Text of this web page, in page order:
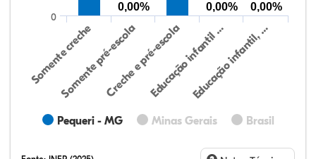
Pequeri - MG Minas Gerais Brasil
Somente creche
Somente pré-escolaCreche e pré-escolaEducação infantil …Educação infantil, …
0
0,00% 0,00% 0,00%